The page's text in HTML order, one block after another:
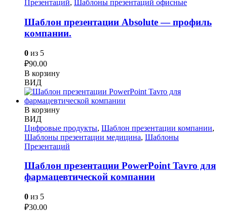
Презентаций, Шаблоны презентаций офисные
Шаблон презентации Absolute — профиль
компании.
0 из 5
₽90.00
В корзину
ВИД
В корзину
ВИД
Цифровые продукты, Шаблон презентации компании,
Шаблоны презентации медицина, Шаблоны
Презентаций
Шаблон презентации PowerPoint Tavro для
фармацевтической компании
0 из 5
₽30.00